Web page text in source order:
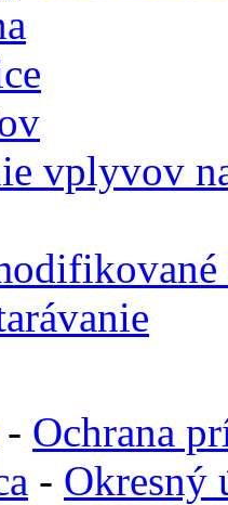
vplyvov
- Ochrana
- Okresný